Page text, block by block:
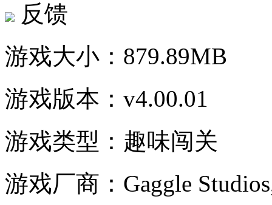
反馈
游戏大小： 879.89MB
游戏版本： v4.00.01
游戏类型： 趣味闯关
游戏厂商： Gaggle